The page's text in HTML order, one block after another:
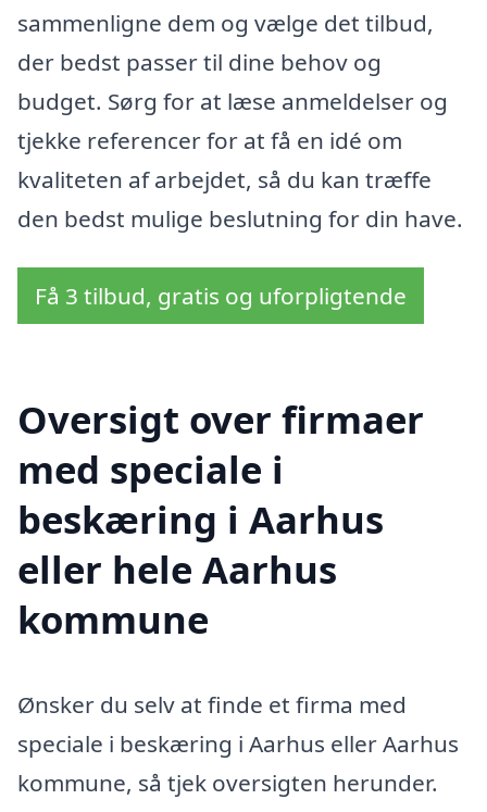
sammenligne dem og vælge det tilbud,
der bedst passer til dine behov og
budget. Sørg for at læse anmeldelser og
tjekke referencer for at få en idé om
kvaliteten af arbejdet, så du kan træffe
den bedst mulige beslutning for din have.
Få 3 tilbud, gratis og uforpligtende
Oversigt over firmaer
med speciale i
beskæring i Aarhus
eller hele Aarhus
kommune
Ønsker du selv at finde et firma med
speciale i beskæring i Aarhus eller Aarhus
kommune, så tjek oversigten herunder.